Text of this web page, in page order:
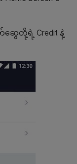
ေတို့ရဲ့ Credit နဲ့